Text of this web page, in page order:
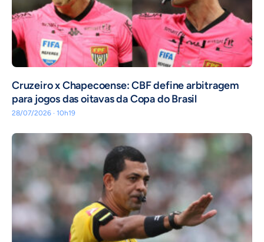
Cruzeiro x Chapecoense: CBF define arbitragem
para jogos das oitavas da Copa do Brasil
28/07/2026 · 10h19